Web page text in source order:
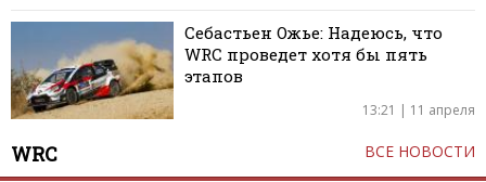
Себастьен Ожье: Надеюсь, что
WRC проведет хотя бы пять
этапов
13:21 | 11 апреля
WRC ВСЕ НОВОСТИ